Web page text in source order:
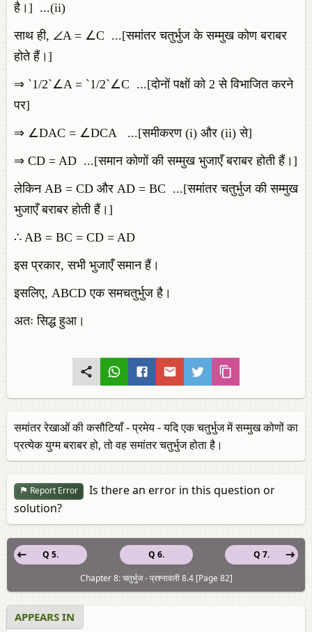
है।] ...(ii)
साथ ही, ∠A = ∠C ...[समांतर चतुर्भुज के सम्मुख कोण बराबर
होते हैं।]
⇒ `1/2`∠A = `1/2`∠C ...[दोनों पक्षों को 2 से विभाजित करने
पर]
⇒ ∠DAC = ∠DCA ...[समीकरण (i) और (ii) से]
⇒ CD = AD ...[समान कोणों की सम्मुख भुजाएँ बराबर होती हैं।]
लेकिन AB = CD और AD = BC ...[समांतर चतुर्भुज की सम्मुख
भुजाएँ बराबर होती हैं।]
∴ AB = BC = CD = AD
इस प्रकार, सभी भुजाएँ समान हैं।
इसलिए, ABCD एक समचतुर्भुज है।
अतः सिद्ध हुआ।
समांतर रेखाओं की कसौटियाँ - प्रमेय - यदि एक चतुर्भुज में सम्मुख कोणों का
प्रत्येक युग्म बराबर हो, तो वह समांतर चतुर्भुज होता है।
Report Error
Is there an error in this question or
solution?
Q 6.
Q 5.
Q 7.
Chapter 8: चतुर्भुज - प्रश्नावली 8.4 [Page 82]
APPEARS IN